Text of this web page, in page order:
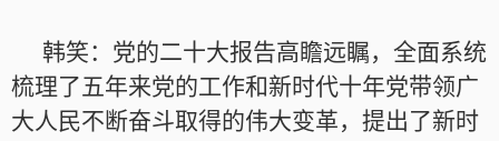
韩笑：党的二十大报告高瞻远瞩，全面系统
梳理了五年来党的工作和新时代十年党带领广
大人民不断奋斗取得的伟大变革，提出了新时